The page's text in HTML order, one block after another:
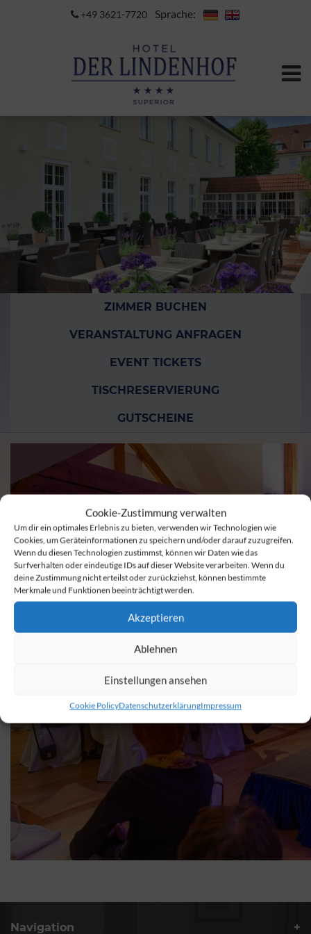
Cookie-Zustimmung verwalten
Um dir ein optimales Erlebnis zu bieten, verwenden wir Technologien wie
Cookies, um Geräteinformationen zu speichern und/oder darauf zuzugreifen.
Wenn du diesen Technologien zustimmst, können wir Daten wie das
Surfverhalten oder eindeutige IDs auf dieser Website verarbeiten. Wenn du
deine Zustimmung nicht erteilst oder zurückziehst, können bestimmte
Merkmale und Funktionen beeinträchtigt werden.
Akzeptieren
Ablehnen
Einstellungen ansehen
Cookie PolicyDatenschutzerklärungImpressum
+49 3621-7720 Sprache:
ZIMMER BUCHEN
VERANSTALTUNG ANFRAGEN
EVENT TICKETS
TISCHRESERVIERUNG
GUTSCHEINE
Navigation